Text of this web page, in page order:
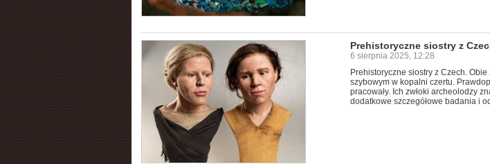
Prehistoryczne siostry z
6 sierpnia 2025, 12:28
Prehistoryczne siostry z Czech.
szybowym w kopalni czertu.
pracowały. Ich zwłoki archeolodzy
dodatkowe szczegółowe badania i